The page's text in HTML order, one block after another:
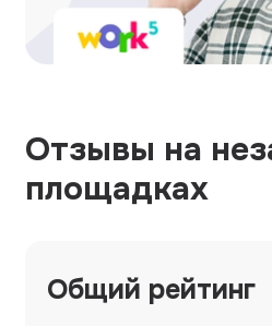
Отзывы на
площадках
Общий рейтинг